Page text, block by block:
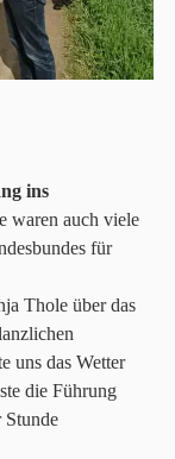
ins
waren auch viele
für
Thole über das
uns das Wetter
die Führung
Stunde